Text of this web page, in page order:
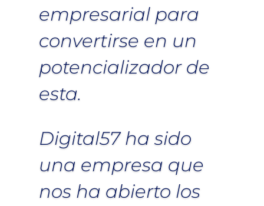
empresarial para
convertirse en un
potencializador de
esta.
Digital57 ha sido
una empresa que
nos ha abierto los